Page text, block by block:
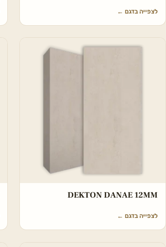
לצפייה בדגם ←
DEKTON DANAE 12MM
לצפייה בדגם ←